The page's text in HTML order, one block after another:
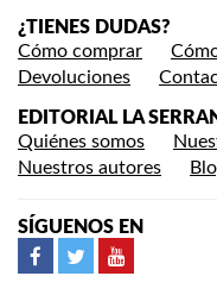
¿TIENES DUDAS?
Cómo comprar
Devoluciones
EDITORIAL LA
Quiénes somos
Nuestros autores
SÍGUENOS EN